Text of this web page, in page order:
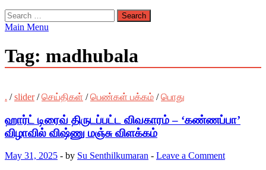
Search
for:
Main Menu
Tag: madhubala
. /slider/செய்திகள் /பெண்கள் பக்கம் /பொது
ஹார்ட் டிரைவ் திருடப்பட்ட விவகாரம் – ‘கண்ணப்பா’
விழாவில் விஷ்ணு மஞ்சு விளக்கம்
May 31, 2025 - by Su Senthilkumaran - Leave a Comment